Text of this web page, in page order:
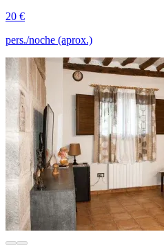
20 €
pers./noche (aprox.)